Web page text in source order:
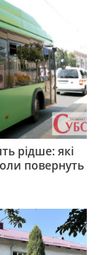
рідше: які
повернуть